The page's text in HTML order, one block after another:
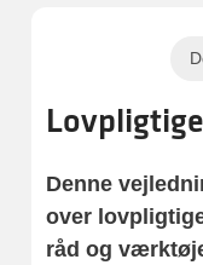
Denne
over
råd og